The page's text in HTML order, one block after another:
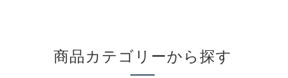
商品カテゴリーから探す